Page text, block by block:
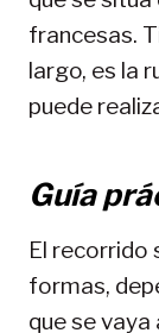
francesas.
largo, es la
puede
Guía
El recorrido
formas,
que se vaya